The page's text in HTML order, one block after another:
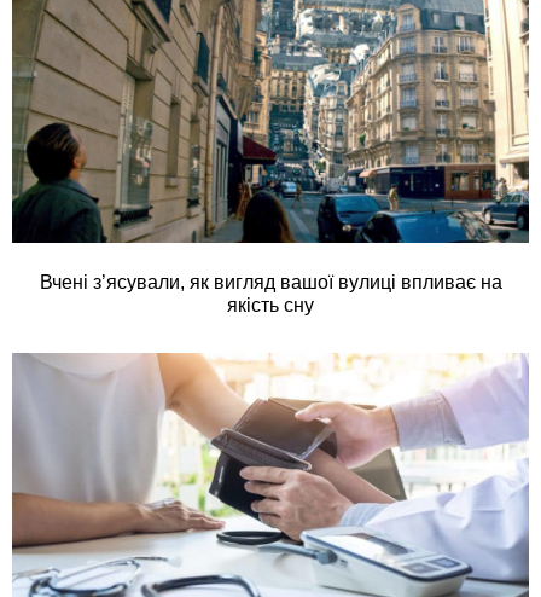
Вчені з’ясували, як вигляд вашої вулиці впливає на
якість сну